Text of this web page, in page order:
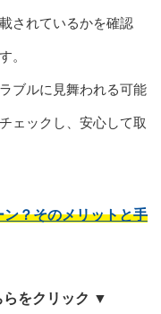
されているかを確認
。
ブルに見舞われる可能
ェックし、安心して取
？そのメリットと手
をクリック ▼